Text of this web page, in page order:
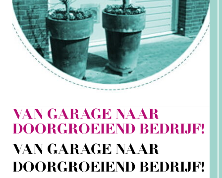
VAN GARAGE NAAR
DOORGROEIEND BEDRIJF!
VAN GARAGE NAAR
DOORGROEIEND BEDRIJF!
LEER IK
PATRONEN